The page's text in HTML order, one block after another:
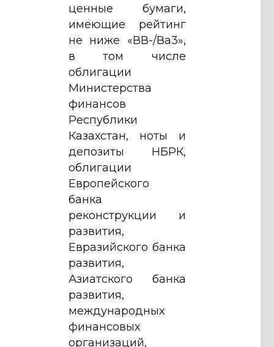
ценные бумаги,
имеющие рейтинг
не ниже «ВВ-/Ва3»,
в том числе
облигации
Министерства
финансов
Республики
Казахстан, ноты и
депозиты НБРК,
облигации
Европейского
банка
реконструкции и
развития,
Евразийского банка
развития,
Азиатского банка
развития,
международных
финансовых
организаций,